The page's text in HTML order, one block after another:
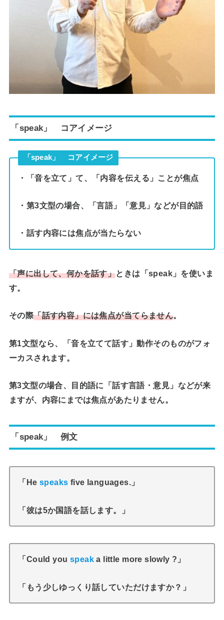
「speak」 コアイメージ
「speak」 コアイメージ
・「音を立て」て、「内容を伝える」ことが焦点
・第3文型の場合、「言語」「意見」などが目的語
・話す内容には焦点が当たらない
「声に出して、何かを話す」ときは「speak」を使いま
す。
その際「話す内容」には焦点が当てらません。
第1文型なら、「音を立てて話す」動作そのものがフォ
ーカスされます。
第3文型の場合、目的語に「話す言語・意見」などが来
ますが、内容にまでは焦点があたりません。
「speak」 例文
「Hespeaks five languages.」
「彼は5か国語を話します。」
「Could you speaka little more slowly ?」
「もう少しゆっくり話していただけますか？」